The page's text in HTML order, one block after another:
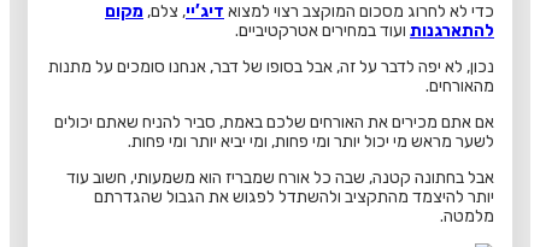
כדי לא לחרוג מסכום המוקצב רצוי למצוא דיג’יי, צלם, מקום
להתארגנות ועוד במחירים אטרקטיביים.
נכון, לא יפה לדבר על זה, אבל בסופו של דבר, אנחנו סומכים על מתנות
מהאורחים.
אם אתם מכירים את האורחים שלכם באמת, סביר להניח שאתם יכולים
לשער מראש מי יכול יותר ומי פחות, ומי יביא יותר ומי פחות.
אבל בחתונה קטנה, שבה כל אורח שמבריז הוא משמעותי, חשוב עוד
יותר להיצמד מהתקציב ולהשתדל לפגוש את הגבול שהגדרתם
מלמטה.